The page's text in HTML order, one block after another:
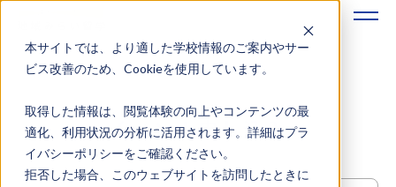
本サイトでは、より適した学校情報のご案内やサー
ビス改善のため、Cookieを使用しています。
取得した情報は、閲覧体験の向上やコンテンツの最
適化、利用状況の分析に活用されます。詳細はプラ
イバシーポリシーをご確認ください。
拒否した場合、このウェブサイトを訪問したときに
地域みらい留学のすすめかた
地域みらい留学とは
学校を探す
イベント申し込み